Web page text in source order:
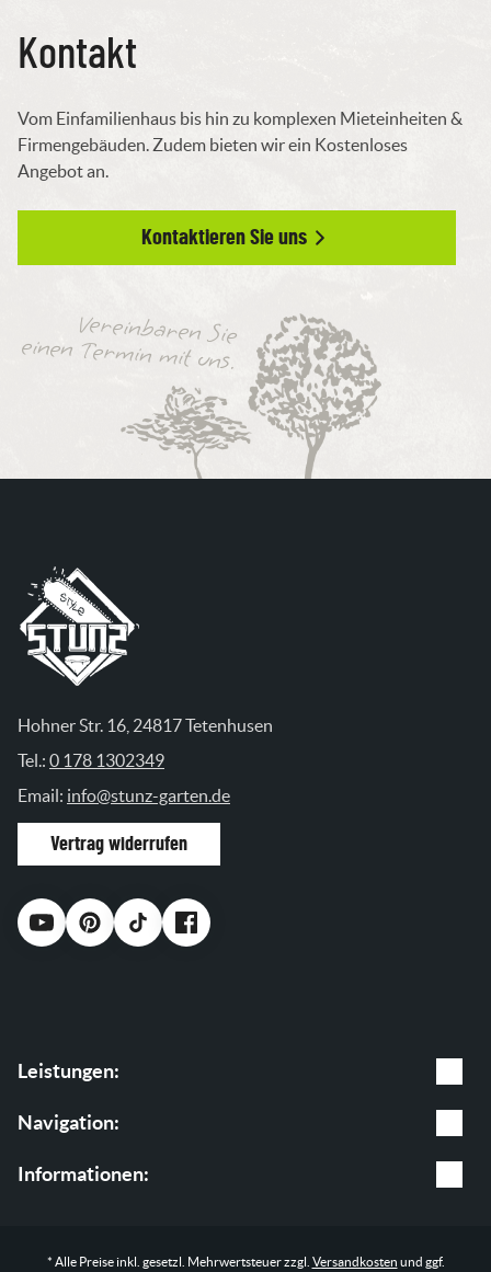
Kontakt
Vom Einfamilienhaus bis hin zu komplexen Mieteinheiten &
Firmengebäuden. Zudem bieten wir ein Kostenloses
Angebot an.
Kontaktieren Sie uns
Vereinbaren Sie
einen Termin mit uns.
Hohner Str. 16, 24817 Tetenhusen
Tel.: 0 178 1302349
Email: info@stunz-garten.de
Vertrag widerrufen
Leistungen:
Gartenpflege
Baumpflege
Navigation:
Leistungen
Informationen:
* Alle Preise inkl. gesetzl. Mehrwertsteuer zzgl. Versandkosten und ggf.